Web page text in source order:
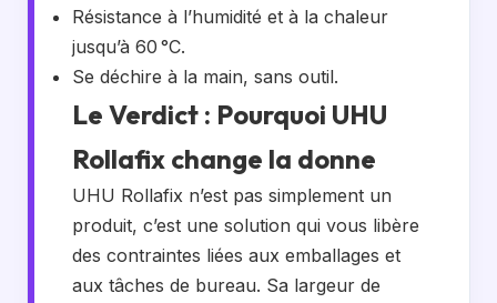
Résistance à l’humidité et à la chaleur
jusqu’à 60 °C.
Se déchire à la main, sans outil.
Le Verdict : Pourquoi UHU
Rollafix change la donne
UHU Rollafix n’est pas simplement un
produit, c’est une solution qui vous libère
des contraintes liées aux emballages et
aux tâches de bureau. Sa largeur de